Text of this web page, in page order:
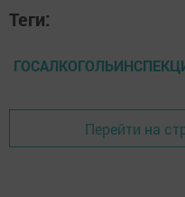
Теги:
Перейти на